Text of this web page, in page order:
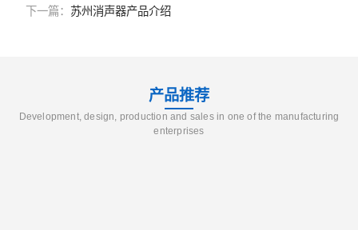
下一篇： 苏州消声器产品介绍
产品推荐
Development, design, production and sales in one of the manufacturing
enterprises